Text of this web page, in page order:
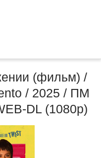
(фильм) /
/ 2025 / ПМ
DL (1080p)